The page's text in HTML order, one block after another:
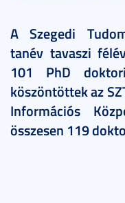
A Szegedi
tanév tavaszi
101 PhD
köszöntöttek az
Információs
összesen 119